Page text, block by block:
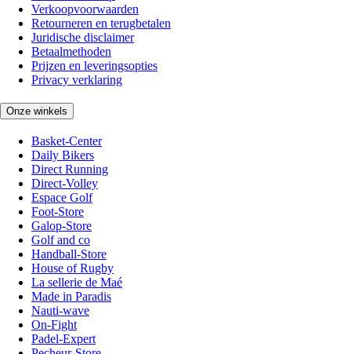
Verkoopvoorwaarden
Retourneren en terugbetalen
Juridische disclaimer
Betaalmethoden
Prijzen en leveringsopties
Privacy verklaring
Onze winkels
Basket-Center
Daily Bikers
Direct Running
Direct-Volley
Espace Golf
Foot-Store
Galop-Store
Golf and co
Handball-Store
House of Rugby
La sellerie de Maé
Made in Paradis
Nauti-wave
On-Fight
Padel-Expert